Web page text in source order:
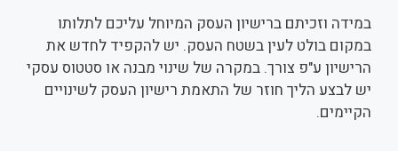
במידה וזכיתם ברישיון העסק המיוחל עליכם לתלותו
במקום בולט לעין בשטח העסק. יש להקפיד לחדש את
הרישיון ע"פ צורך. במקרה של שינוי מבנה או סטטוס עסקי
יש לבצע הליך חוזר של התאמת רישיון העסק לשינויים
הקיימים.